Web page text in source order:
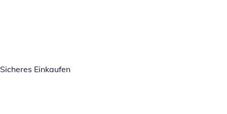
Sicheres Einkaufen